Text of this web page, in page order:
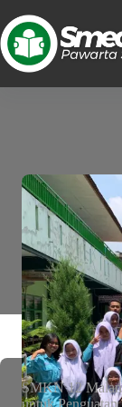
SMKN 12
untuk